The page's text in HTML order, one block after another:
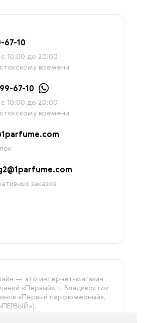
67-10
10:00 до 20:00
времени
67-10
10:00 до 20:00
времени
заказов
— это интернет-магазин
«‎Первый», г. Владивосток
«Первый парфюмерный»,